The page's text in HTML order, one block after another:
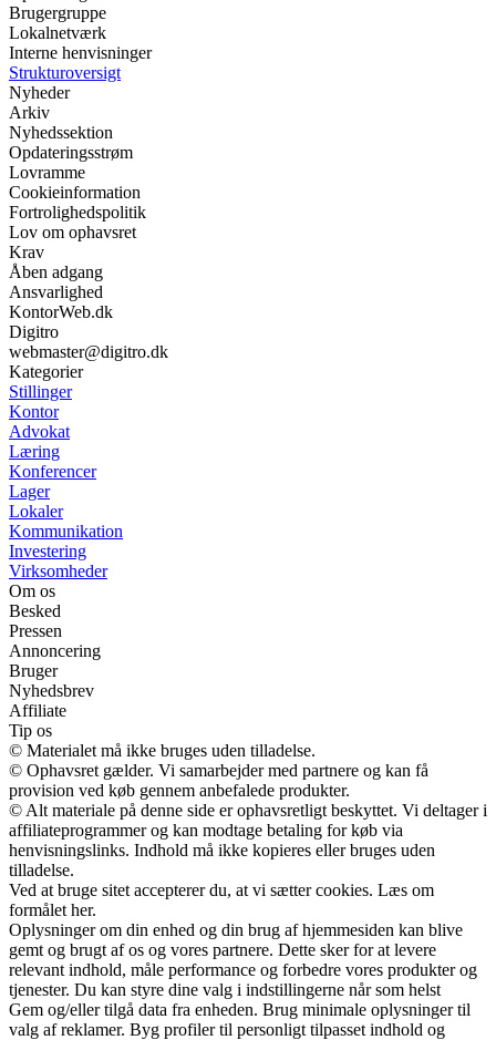
Brugergruppe
Lokalnetværk
Interne henvisninger
Strukturoversigt
Nyheder
Arkiv
Nyhedssektion
Opdateringsstrøm
Lovramme
Cookieinformation
Fortrolighedspolitik
Lov om ophavsret
Krav
Åben adgang
Ansvarlighed
KontorWeb.dk
Digitro
webmaster@digitro.dk
Kategorier
Stillinger
Kontor
Advokat
Læring
Konferencer
Lager
Lokaler
Kommunikation
Investering
Virksomheder
Om os
Besked
Pressen
Annoncering
Bruger
Nyhedsbrev
Affiliate
Tip os
© Materialet må ikke bruges uden tilladelse.
© Ophavsret gælder. Vi samarbejder med partnere og kan få
provision ved køb gennem anbefalede produkter.
© Alt materiale på denne side er ophavsretligt beskyttet. Vi deltager i
affiliateprogrammer og kan modtage betaling for køb via
henvisningslinks. Indhold må ikke kopieres eller bruges uden
tilladelse.
Ved at bruge sitet accepterer du, at vi sætter cookies. Læs om
formålet her.
Oplysninger om din enhed og din brug af hjemmesiden kan blive
gemt og brugt af os og vores partnere. Dette sker for at levere
relevant indhold, måle performance og forbedre vores produkter og
tjenester. Du kan styre dine valg i indstillingerne når som helst
Gem og/eller tilgå data fra enheden. Brug minimale oplysninger til
valg af reklamer. Byg profiler til personligt tilpasset indhold og